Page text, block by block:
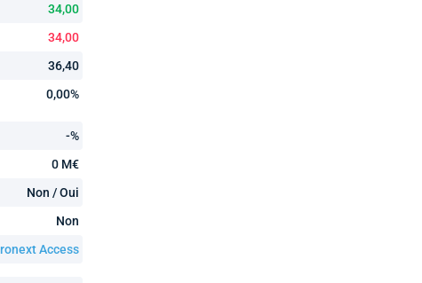
34,00
34,00
36,40
0,00%
-%
0 M€
Non / Oui
Non
Access